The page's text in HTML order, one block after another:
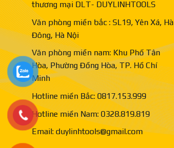
thương mại DLT- DUYLINHTOOLS
Văn phòng miền bắc : SL19, Yên Xá, Hà
Đông, Hà Nội
Văn phòng miền nam: Khu Phố Tân
Hòa, Phường Đồng Hòa, TP. Hồ Chí
Minh
Hotline miền Bắc: 0817.153.999
Hotline miền Nam: 0328.819.819
Email: duylinhtools@gmail.com